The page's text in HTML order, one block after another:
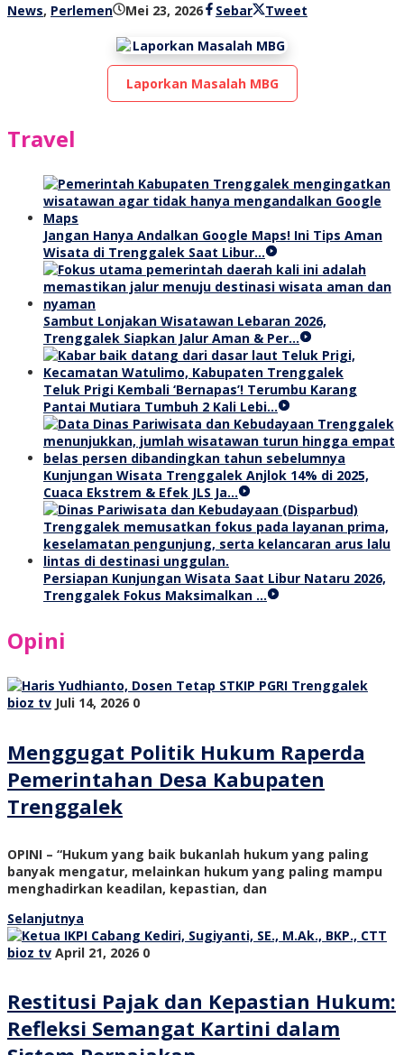
News, Perlemen Mei 23, 2026oleh
tv
Sebar Tweet
Laporkan Masalah MBG
Travel
Jangan Hanya Andalkan Google Maps! Ini Tips Aman
Wisata di Trenggalek Saat Libur…
Sambut Lonjakan Wisatawan Lebaran 2026,
Trenggalek Siapkan Jalur Aman & Per…
Teluk Prigi Kembali ‘Bernapas’! Terumbu Karang
Pantai Mutiara Tumbuh 2 Kali Lebi…
Kunjungan Wisata Trenggalek Anjlok 14% di 2025,
Cuaca Ekstrem & Efek JLS Ja…
Persiapan Kunjungan Wisata Saat Libur Nataru 2026,
Trenggalek Fokus Maksimalkan …
Opini
bioz tv Juli 14, 2026 0
Menggugat Politik Hukum Raperda
Pemerintahan Desa Kabupaten
Trenggalek
OPINI – “Hukum yang baik bukanlah hukum yang paling
banyak mengatur, melainkan hukum yang paling mampu
menghadirkan keadilan, kepastian, dan
Selanjutnya
bioz tv April 21, 2026 0
Restitusi Pajak dan Kepastian Hukum:
Refleksi Semangat Kartini dalam